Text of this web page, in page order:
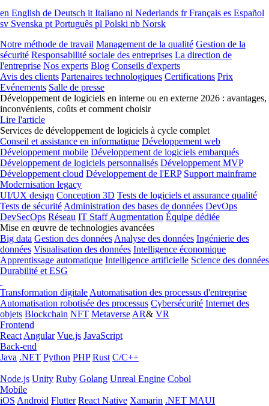
en English de Deutsch it Italiano nl Nederlands frFrançais es Español
sv Svenska pt Português pl Polski nb Norsk
Notre méthode de travail Management de la qualité Gestion de la
sécurité Responsabilité sociale des entreprises La direction de
l'entreprise Nos experts Blog Conseils d'experts
Avis des clients Partenaires technologiques Certifications Prix
Evénements Salle de presse
Développement de logiciels en interne ou en externe 2026 : avantages,
inconvénients, coûts et comment choisir
Lire l'article
Services de développement de logiciels à cycle complet
Conseil et assistance en informatique Développement web
Développement mobile Développement de logiciels embarqués
Développement de logiciels personnalisés Développement MVP
Développement cloud Développement de l'ERP Support mainframe
Modernisation legacy
UI/UX design Conception 3D Tests de logiciels et assurance qualité
Tests de sécurité Administration des bases de données DevOps
DevSecOps Réseau IT Staff Augmentation Équipe dédiée
Mise en œuvre de technologies avancées
Big data Gestion des données Analyse des données Ingénierie des
données Visualisation des données Intelligence économique
Apprentissage automatique Intelligence artificielle Science des données
Durabilité et ESG
Transformation digitale Automatisation des processus d'entreprise
Automatisation robotisée des processus Cybersécurité Internet des
objets Blockchain NFT Metaverse AR& VR
Frontend
React Angular Vue.js JavaScript
Back-end
Java .NET Python PHP Rust C/C++
Node.js Unity Ruby Golang Unreal Engine Cobol
Mobile
iOS Android Flutter React Native Xamarin .NET MAUI